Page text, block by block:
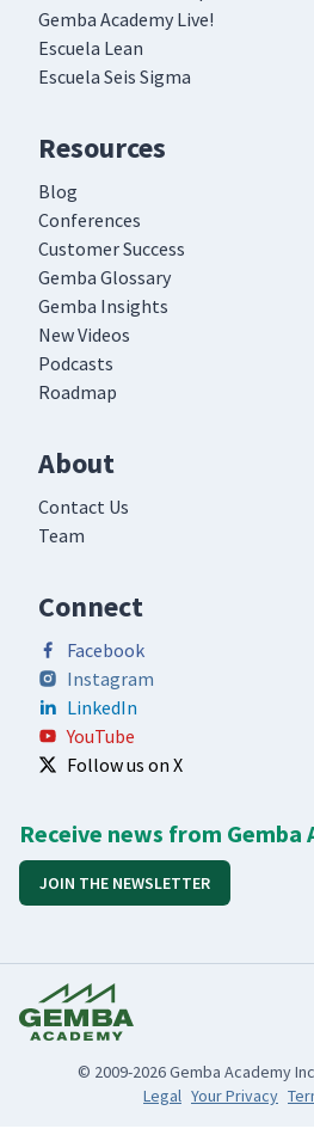
Gemba Academy Live!
Escuela Lean
Escuela Seis Sigma
Resources
Blog
Conferences
Customer Success
Gemba Glossary
Gemba Insights
New Videos
Podcasts
Roadmap
About
Contact Us
Team
Connect
Facebook
Instagram
LinkedIn
YouTube
Follow us on X
Receive news from Gemba
JOIN THE NEWSLETTER
© 2009-2026 Gemba Academy
Legal Your Privacy